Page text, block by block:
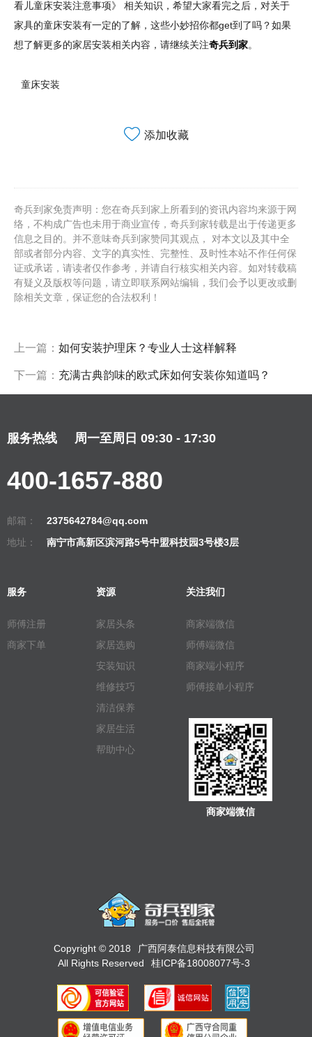
看儿童床安装注意事项》 相关知识，希望大家看完之后，对关于
家具的童床安装有一定的了解，这些小妙招你都get到了吗？如果
想了解更多的家居安装相关内容，请继续关注奇兵到家。
童床安装
添加收藏
奇兵到家免责声明：您在奇兵到家上所看到的资讯内容均来源于网
络，不构成广告也未用于商业宣传，奇兵到家转载是出于传递更多
信息之目的。并不意味奇兵到家赞同其观点， 对本文以及其中全
部或者部分内容、文字的真实性、完整性、及时性本站不作任何保
证或承诺，请读者仅作参考，并请自行核实相关内容。如对转载稿
有疑义及版权等问题，请立即联系网站编辑，我们会予以更改或删
除相关文章，保证您的合法权利！
上一篇： 如何安装护理床？专业人士这样解释
下一篇： 充满古典韵味的欧式床如何安装你知道吗？
服务热线 周一至周日 09:30 - 17:30
400-1657-880
邮箱：
2375642784@qq.com
地址：
南宁市高新区滨河路5号中盟科技园3号楼3层
服务
师傅注册
商家下单
资源
家居头条
家居选购
安装知识
维修技巧
清洁保养
家居生活
帮助中心
关注我们
商家端微信
师傅端微信
商家端小程序
师傅接单小程序
商家端微信
Copyright © 2018
广西阿泰信息科技有限公司
All Rights Reserved
桂ICP备18008077号-3